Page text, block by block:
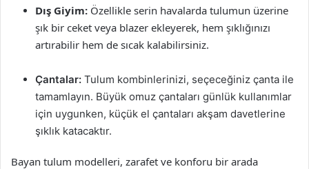
Dış Giyim: Özellikle serin havalarda tulumun üzerine
şık bir ceket veya blazer ekleyerek, hem şıklığınızı
artırabilir hem de sıcak kalabilirsiniz.
Çantalar: Tulum kombinlerinizi, seçeceğiniz çanta ile
tamamlayın. Büyük omuz çantaları günlük kullanımlar
için uygunken, küçük el çantaları akşam davetlerine
şıklık katacaktır.
Bayan tulum modelleri, zarafet ve konforu bir arada